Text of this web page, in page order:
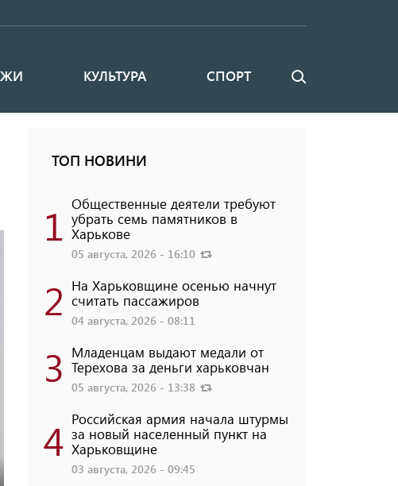
КУЛЬТУРА СПОРТ Поиск
ТОП НОВИНИ
1 Общественные деятели требуют
убрать семь памятников в
Харькове
05 августа, 2026 - 16:10
2 На Харьковщине осенью начнут
считать пассажиров
04 августа, 2026 - 08:11
3 Младенцам выдают медали от
Терехова за деньги харьковчан
05 августа, 2026 - 13:38
4 Российская армия начала штурмы
за новый населенный пункт на
Харьковщине
03 августа, 2026 - 09:45